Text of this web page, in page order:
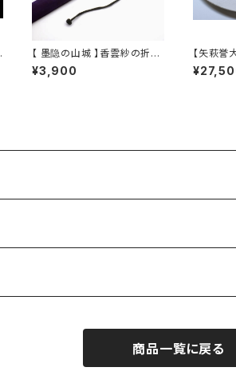
【 墨隐の山城 】香雲紗の折り
たたみ扇子袋 / Xiangyun si
lk folding fan case
¥3,900
【矢萩誉大】皿 /
ahagi】
商品一覧に戻る